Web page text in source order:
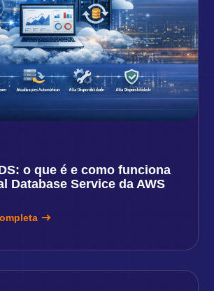
o que é e como funciona
Database Service da AWS